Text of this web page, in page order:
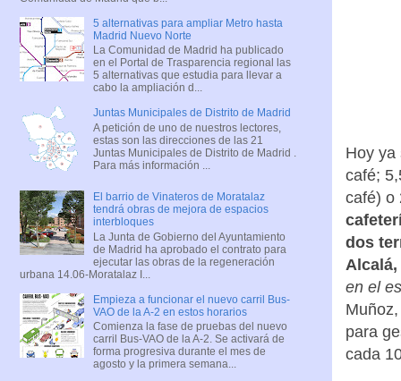
Hoy ya
café;
café) o
dos
en el
para
cada
5 alternativas para ampliar Metro hasta
Madrid Nuevo Norte
La Comunidad de Madrid ha publicado
en el Portal de Trasparencia regional las
5 alternativas que estudia para llevar a
cabo la ampliación d...
Juntas Municipales de Distrito de Madrid
A petición de uno de nuestros lectores,
estas son las direcciones de las 21
Juntas Municipales de Distrito de Madrid .
Para más información ...
El barrio de Vinateros de Moratalaz
tendrá obras de mejora de espacios
interbloques
La Junta de Gobierno del Ayuntamiento
de Madrid ha aprobado el contrato para
ejecutar las obras de la regeneración
urbana 14.06-Moratalaz I...
Empieza a funcionar el nuevo carril Bus-
VAO de la A-2 en estos horarios
Comienza la fase de pruebas del nuevo
carril Bus-VAO de la A-2. Se activará de
forma progresiva durante el mes de
agosto y la primera semana...